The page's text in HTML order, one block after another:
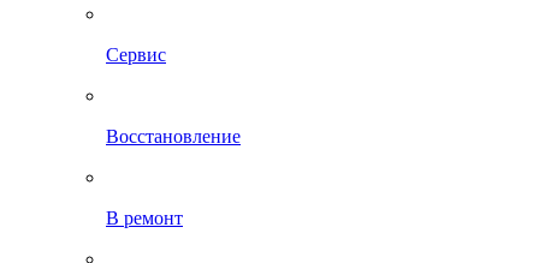
Сервис
Восстановление
В ремонт